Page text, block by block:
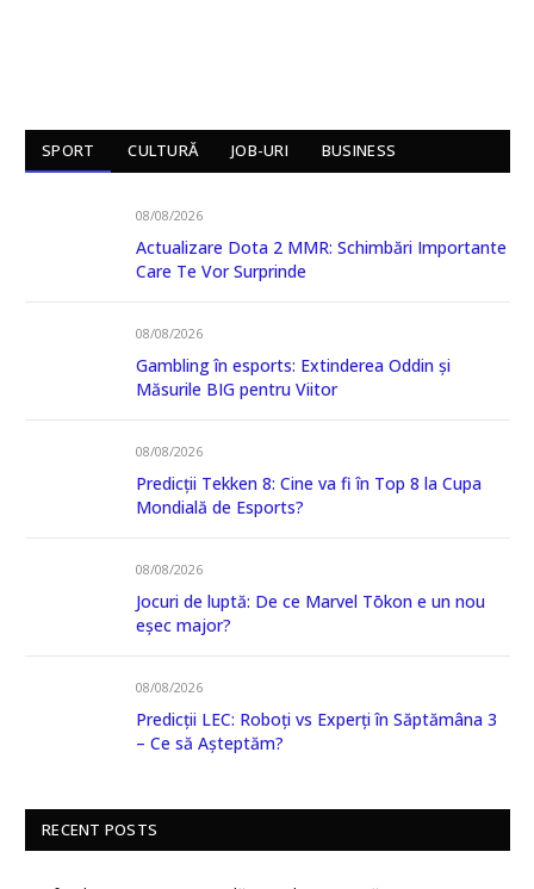
SPORT CULTURĂ JOB-URI BUSINESS
08/08/2026
Actualizare Dota 2 MMR: Schimbări Importante
Care Te Vor Surprinde
08/08/2026
Gambling în esports: Extinderea Oddin și
Măsurile BIG pentru Viitor
08/08/2026
Predicții Tekken 8: Cine va fi în Top 8 la Cupa
Mondială de Esports?
08/08/2026
Jocuri de luptă: De ce Marvel Tōkon e un nou
eșec major?
08/08/2026
Predicții LEC: Roboți vs Experți în Săptămâna 3
– Ce să Așteptăm?
RECENT POSTS